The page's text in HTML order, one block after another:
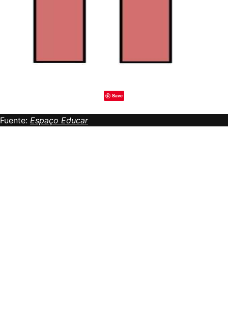
Save
Fuente: Espaço Educar